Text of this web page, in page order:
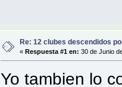
Re: 12 clubes descendidos
«Respuesta #1 en: 30 de Junio
Yo tambien lo